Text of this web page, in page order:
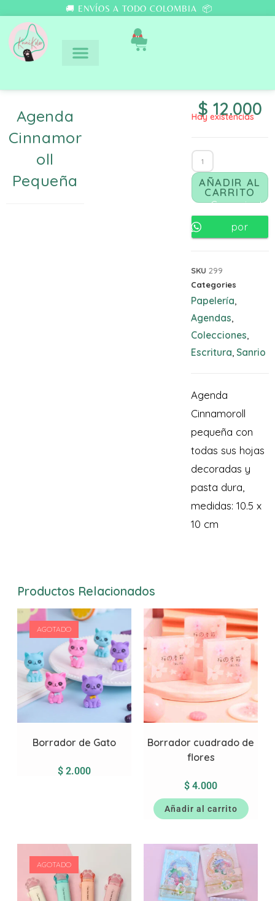
🚚 ENVÍOS A TODO COLOMBIA 📦
0
Agenda
Cinnamor
Oll
Pequeña
$ 12.000
Hay existencias
AÑADIR AL
CARRITO
Comunicate
por
SKU 299
Categories
Papelería
Agendas
Colecciones
Escritura Sanrio
Agenda
Cinnamoroll
pequeña con
todas sus hojas
decoradas y
pasta dura,
medidas: 10.5 x
10 cm
Productos Relacionados
AGOTADO
Borrador de Gato
$ 2.000
Borrador cuadrado de
flores
$ 4.000
Añadir al carrito
AGOTADO